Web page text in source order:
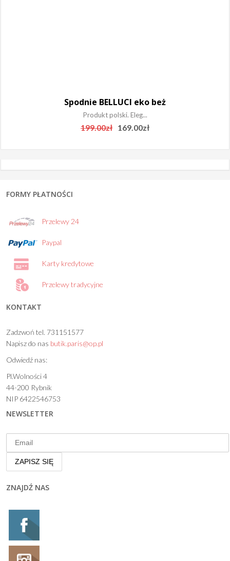
Spodnie BELLUCI eko beż
Produkt polski. Eleg...
199.00zł
Original
169.00zł
FORMY PŁATNOŚCI
Przelewy 24
Paypal
Karty kredytowe
Przelewy tradycyjne
KONTAKT
Zadzwoń tel. 731151577
Napisz do nas butik.paris@op.pl
Odwiedź nas:
Pl.Wolności 4
44-200 Rybnik
NIP 6422546753
NEWSLETTER
ZNAJDŹ NAS